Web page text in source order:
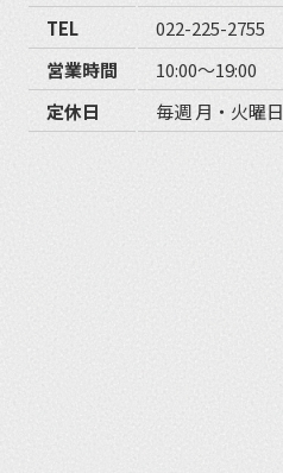
TEL
022-225-2755
営業時間
10:00〜19:00
定休日
毎週 月・火曜日